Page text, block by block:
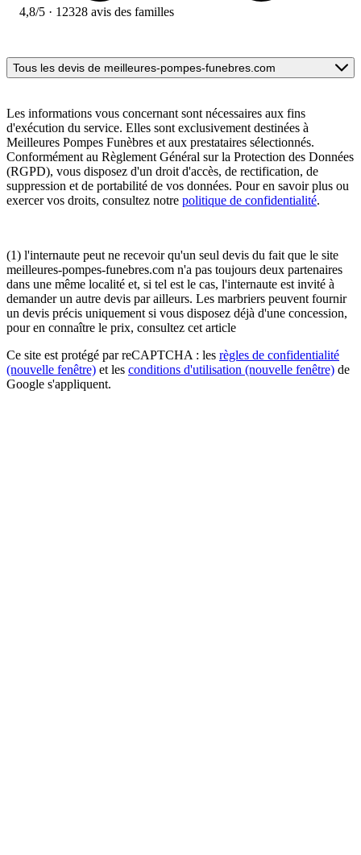
4,8/5 · 12328 avis des familles
Tous les devis de meilleures-pompes-funebres.com
Les informations vous concernant sont nécessaires aux fins
d'exécution du service. Elles sont exclusivement destinées à
Meilleures Pompes Funèbres et aux prestataires sélectionnés.
Conformément au Règlement Général sur la Protection des Données
(RGPD), vous disposez d'un droit d'accès, de rectification, de
suppression et de portabilité de vos données. Pour en savoir plus ou
exercer vos droits, consultez notre politique de confidentialité.
(1) l'internaute peut ne recevoir qu'un seul devis du fait que le site
meilleures-pompes-funebres.com n'a pas toujours deux partenaires
dans une même localité et, si tel est le cas, l'internaute est invité à
demander un autre devis par ailleurs. Les marbriers peuvent fournir
un devis précis uniquement si vous disposez déjà d'une concession,
pour en connaître le prix, consultez cet article
Ce site est protégé par reCAPTCHA : les règles de confidentialité
(nouvelle fenêtre) et les conditions d'utilisation (nouvelle fenêtre) de
Google s'appliquent.